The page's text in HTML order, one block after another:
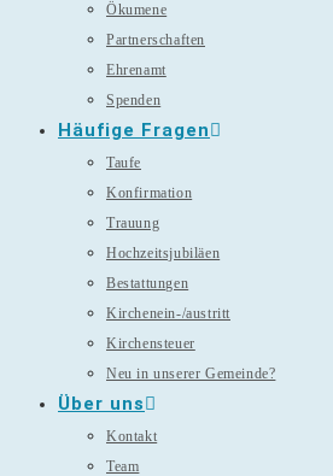
Ökumene
Partnerschaften
Ehrenamt
Spenden
Häufige Fragen
Taufe
Konfirmation
Trauung
Hochzeitsjubiläen
Bestattungen
Kirchenein-/austritt
Kirchensteuer
Neu in unserer Gemeinde?
Über uns
Kontakt
Team